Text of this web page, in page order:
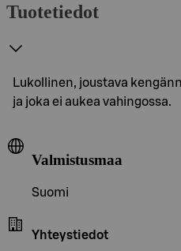
Tuotetiedot
Lukollinen, joustava
ja joka ei aukea vahingossa.
Valmistusmaa
Suomi
Yhteystiedot